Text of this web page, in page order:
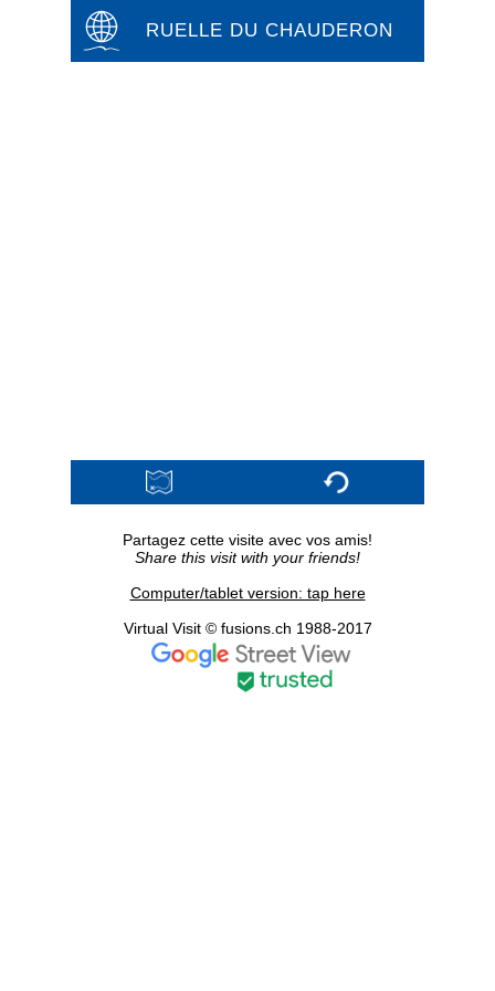
RUELLE DU CHAUDERON
Partagez cette visite avec vos amis!
Share this visit with your friends!
Computer/tablet version: tap here
Virtual Visit © fusions.ch 1988-2017